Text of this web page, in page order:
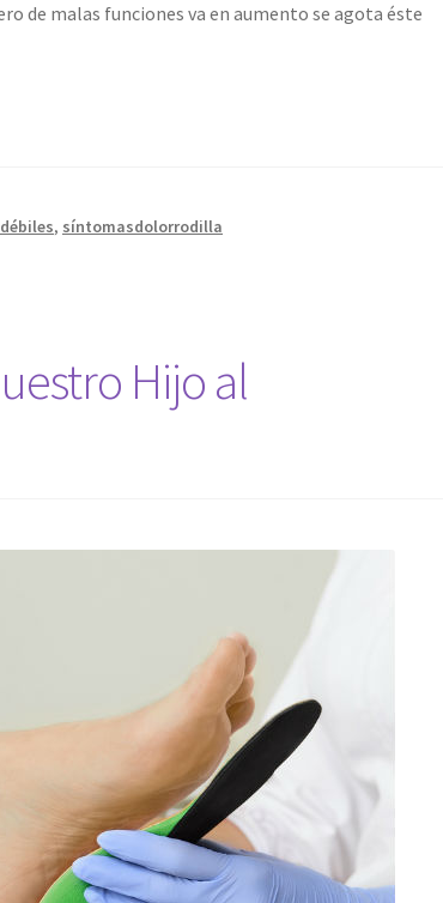
de malas funciones va en aumento se agota éste
, síntomasdolorrodilla
Hijo al